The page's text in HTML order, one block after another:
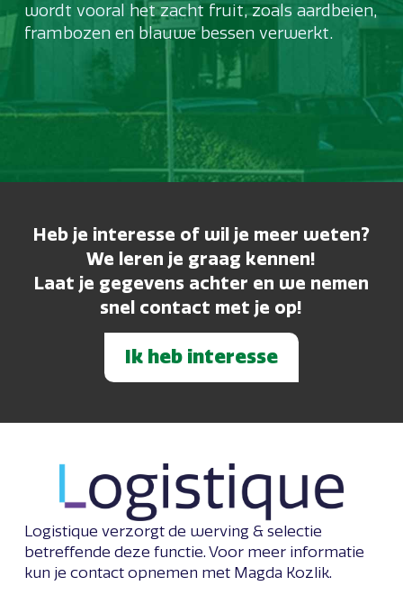
wordt vooral het zacht fruit, zoals aardbeien,
frambozen en blauwe bessen verwerkt.
Heb je interesse of wil je meer weten?
We leren je graag kennen!
Laat je gegevens achter en we nemen
snel contact met je op!
Ik heb interesse
Logistique verzorgt de werving & selectie
betreffende deze functie. Voor meer informatie
kun je contact opnemen met Magda Kozlik.